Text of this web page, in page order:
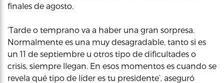
finales de agosto.
‘Tarde o temprano va a haber una gran sorpresa.
Normalmente es una muy desagradable, tanto si es
un 11 de septiembre u otros tipo de dificultades o
crisis, siempre llegan. En esos momentos es cuando se
revela qué tipo de líder es tu presidente’, aseguró